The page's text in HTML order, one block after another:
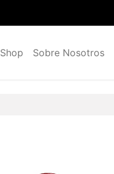
Shop Sobre Nosotros